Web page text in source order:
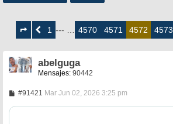
deAnterior1 --- … 4570 4571 4572 4573
abelguga
Mensajes: 90442
#91421 M
n
Mar Jun 02, 2026 3:25 pm